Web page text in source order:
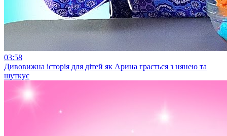
03:58
Дивовижна історія для дітей як Арина грається з нянею та
шуткує